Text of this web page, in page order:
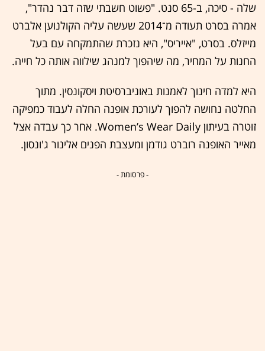
שלה - סיכה, ב-65 סנט. "פשוט חשבתי שזה דבר נהדר",
אמרה בסרט תעודה מ־2014 שעשה עליה הקולנוען אלברט
מייזלס. בסרט, "אייריס", היא נזכרת שהתמקחה עם בעל
החנות על המחיר, מה שיהפוך למנהג שילווה אותה כל חייה.
היא למדה חינוך לאמנות באוניברסיטת ויסקונסין. מתוך
החלטה נחושה להפוך לעורכת אופנה החלה לעבוד כמפיקה
זוטרה בעיתון Women’s Wear Daily. אחר כך עבדה אצל
מאייר האופנה רוברט גודמן ומעצבת הפנים אלינור ג'ונסון.
- פרסומת -